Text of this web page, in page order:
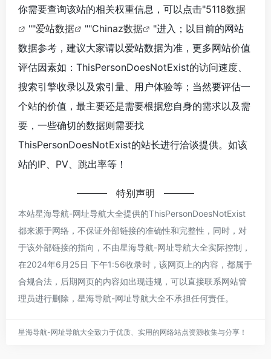
你需要查询该站的相关权重信息，可以点击"5118数据
""爱站数据 ""Chinaz数据
"进入；以目前的网站
数据参考，建议大家请以爱站数据为准，更多网站价值
评估因素如：ThisPersonDoesNotExist的访问速度、
搜索引擎收录以及索引量、用户体验等；当然要评估一
个站的价值，最主要还是需要根据您自身的需求以及需
要，一些确切的数据则需要找
ThisPersonDoesNotExist的站长进行洽谈提供。如该
站的IP、PV、跳出率等！
特别声明
本站星海导航-网址导航大全提供的ThisPersonDoesNotExist
都来源于网络，不保证外部链接的准确性和完整性，同时，对
于该外部链接的指向，不由星海导航-网址导航大全实际控制，
在2024年6月25日 下午1:56收录时，该网页上的内容，都属于
合规合法，后期网页的内容如出现违规，可以直接联系网站管
理员进行删除，星海导航-网址导航大全不承担任何责任。
星海导航-网址导航大全致力于优质、实用的网络站点资源收集与分享！